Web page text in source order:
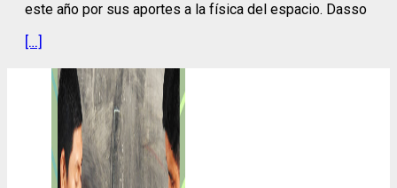
este año por sus aportes a la física del espacio. Dasso
[…]